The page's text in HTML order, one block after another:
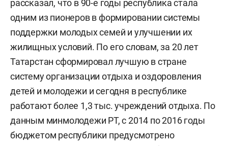
рассказал, что в 90-е годы республика стала
одним из пионеров в формировании системы
поддержки молодых семей и улучшении их
жилищных условий. По его словам, за 20 лет
Татарстан сформировал лучшую в стране
систему организации отдыха и оздоровления
детей и молодежи и сегодня в республике
работают более 1,3 тыс. учреждений отдыха. По
данным минмолодежи РТ, с 2014 по 2016 годы
бюджетом республики предусмотрено